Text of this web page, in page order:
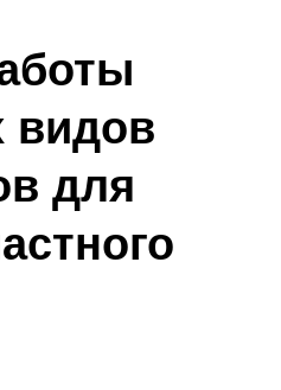
видов
для